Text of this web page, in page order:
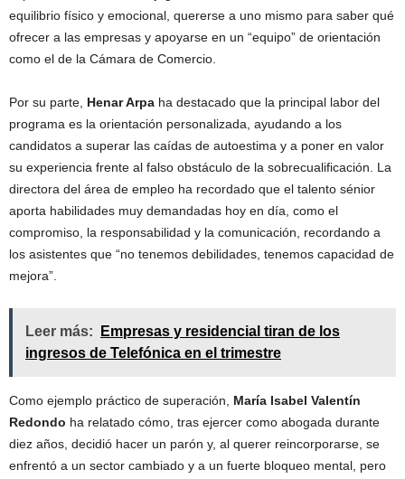
equilibrio físico y emocional, quererse a uno mismo para saber qué
ofrecer a las empresas y apoyarse en un “equipo” de orientación
como el de la Cámara de Comercio.
Por su parte, Henar Arpa ha destacado que la principal labor del
programa es la orientación personalizada, ayudando a los
candidatos a superar las caídas de autoestima y a poner en valor
su experiencia frente al falso obstáculo de la sobrecualificación. La
directora del área de empleo ha recordado que el talento sénior
aporta habilidades muy demandadas hoy en día, como el
compromiso, la responsabilidad y la comunicación, recordando a
los asistentes que “no tenemos debilidades, tenemos capacidad de
mejora”.
Leer más:
Empresas y residencial tiran de los
ingresos de Telefónica en el trimestre
Como ejemplo práctico de superación, María Isabel Valentín
Redondo ha relatado cómo, tras ejercer como abogada durante
diez años, decidió hacer un parón y, al querer reincorporarse, se
enfrentó a un sector cambiado y a un fuerte bloqueo mental, pero